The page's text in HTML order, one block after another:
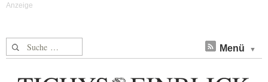
Suche nach: Menü